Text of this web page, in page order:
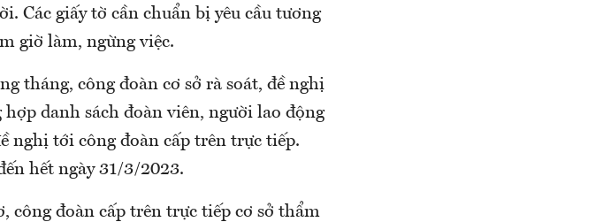
Các giấy tờ cần chuẩn bị yêu cầu tương
giờ làm, ngừng việc.
tháng, công đoàn cơ sở rà soát, đề nghị
danh sách đoàn viên, người lao động
nghị tới công đoàn cấp trên trực tiếp.
hết ngày 31/3/2023.
công đoàn cấp trên trực tiếp cơ sở thẩm